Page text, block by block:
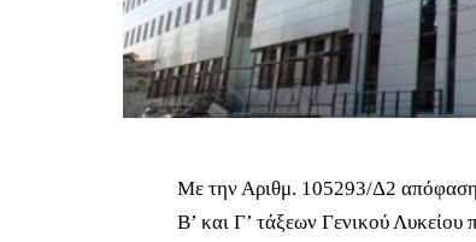
Με την Αριθμ. 105293/Δ2 απόφαση
Β’ και Γ’ τάξεων Γενικού Λυκείου